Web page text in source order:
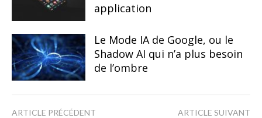
application
Le Mode IA de Google, ou le
Shadow AI qui n’a plus besoin
de l’ombre
ARTICLE PRÉCÉDENT ARTICLE SUIVANT